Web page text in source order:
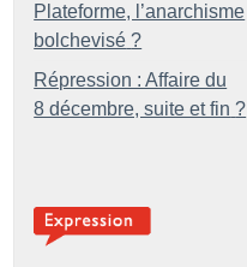
Plateforme, l’anarchisme
bolchevisé ?
Répression : Affaire du
8 décembre, suite et fin ?